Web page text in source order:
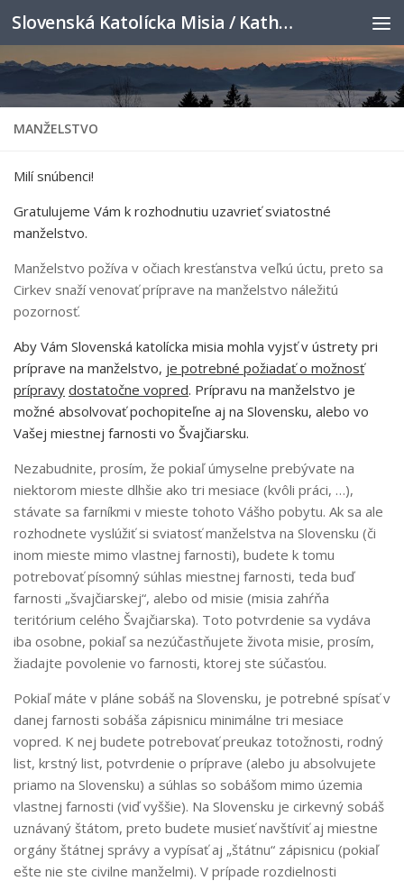
Skip to content Slovenská Katolícka Misia / Katholische Slowakenmission
MANŽELSTVO
Milí snúbenci!
Gratulujeme Vám k rozhodnutiu uzavrieť sviatostné
manželstvo.
Manželstvo požíva v očiach kresťanstva veľkú úctu, preto sa
Cirkev snaží venovať príprave na manželstvo náležitú
pozornosť.
Aby Vám Slovenská katolícka misia mohla vyjsť v ústrety pri
príprave na manželstvo, je potrebné požiadať o možnosť
prípravy dostatočne vopred. Prípravu na manželstvo je
možné absolvovať pochopiteľne aj na Slovensku, alebo vo
Vašej miestnej farnosti vo Švajčiarsku.
Nezabudnite, prosím, že pokiaľ úmyselne prebývate na
niektorom mieste dlhšie ako tri mesiace (kvôli práci, …),
stávate sa farníkmi v mieste tohoto Vášho pobytu. Ak sa ale
rozhodnete vyslúžiť si sviatosť manželstva na Slovensku (či
inom mieste mimo vlastnej farnosti), budete k tomu
potrebovať písomný súhlas miestnej farnosti, teda buď
farnosti „švajčiarskej“, alebo od misie (misia zahŕňa
teritórium celého Švajčiarska). Toto potvrdenie sa vydáva
iba osobne, pokiaľ sa nezúčastňujete života misie, prosím,
žiadajte povolenie vo farnosti, ktorej ste súčasťou.
Pokiaľ máte v pláne sobáš na Slovensku, je potrebné spísať v
danej farnosti sobáša zápisnicu minimálne tri mesiace
vopred. K nej budete potrebovať preukaz totožnosti, rodný
list, krstný list, potvrdenie o príprave (alebo ju absolvujete
priamo na Slovensku) a súhlas so sobášom mimo územia
vlastnej farnosti (viď vyššie). Na Slovensku je cirkevný sobáš
uznávaný štátom, preto budete musieť navštíviť aj miestne
orgány štátnej správy a vypísať aj „štátnu“ zápisnicu (pokiaľ
ešte nie ste civilne manželmi). V prípade rozdielnosti